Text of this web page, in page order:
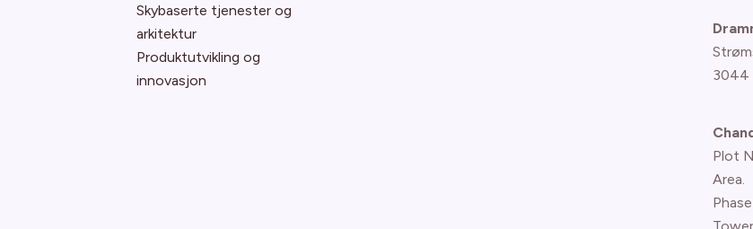
Skybaserte tjenester og
arkitektur
Produktutvikling og
innovasjon
3044
Plot
Area.